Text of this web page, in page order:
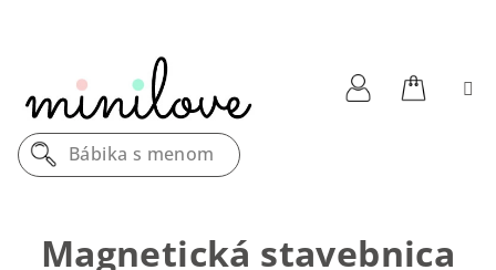
Bábika s menom
Magnetická stavebnica